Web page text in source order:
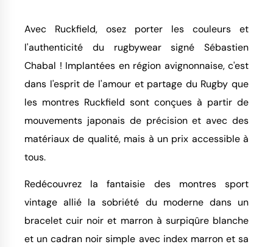
Avec Ruckfield, osez porter les couleurs et
l'authenticité du rugbywear signé Sébastien
Chabal ! Implantées en région avignonnaise, c'est
dans l'esprit de l'amour et partage du Rugby que
les montres Ruckfield sont conçues à partir de
mouvements japonais de précision et avec des
matériaux de qualité, mais à un prix accessible à
tous.
Redécouvrez la fantaisie des montres sport
vintage allié la sobriété du moderne dans un
bracelet cuir noir et marron à surpiqûre blanche
et un cadran noir simple avec index marron et sa